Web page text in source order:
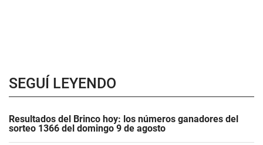
SEGUÍ LEYENDO
Resultados del Brinco hoy: los números ganadores del
sorteo 1366 del domingo 9 de agosto